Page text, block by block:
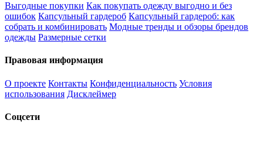
Выгодные покупки Как покупать одежду выгодно и без
ошибок Капсульный гардероб Капсульный гардероб: как
собрать и комбинировать Модные тренды и обзоры брендов
одежды Размерные сетки
Правовая информация
О проекте Контакты Конфиденциальность Условия
использования Дисклеймер
Соцсети